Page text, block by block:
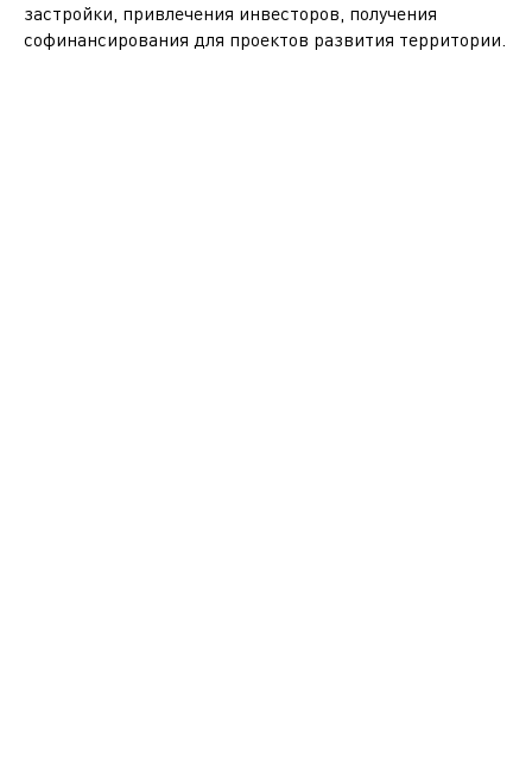
застройки, привлечения инвесторов, получения
софинансирования для проектов развития территории.